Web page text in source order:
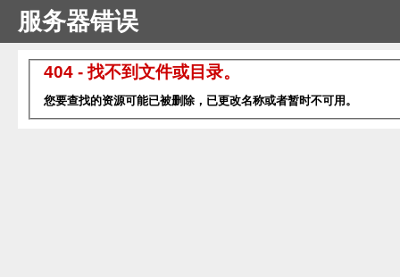
服务器错误
404 - 找不到文件或目录。
您要查找的资源可能已被删除，已更改名称或者暂时不可用。